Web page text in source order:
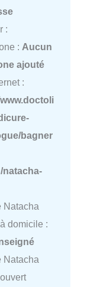
:
: Aucun
ajouté
:
bagner
natacha-
Natacha
domicile :
Natacha